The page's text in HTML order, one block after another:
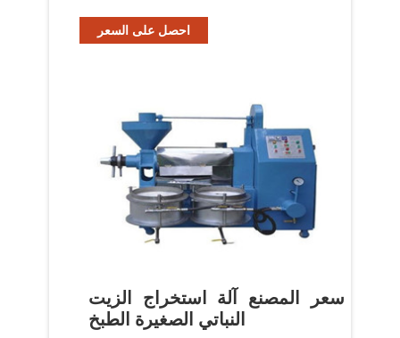
احصل على السعر
سعر المصنع آلة استخراج الزيت
النباتي الصغيرة الطبخ